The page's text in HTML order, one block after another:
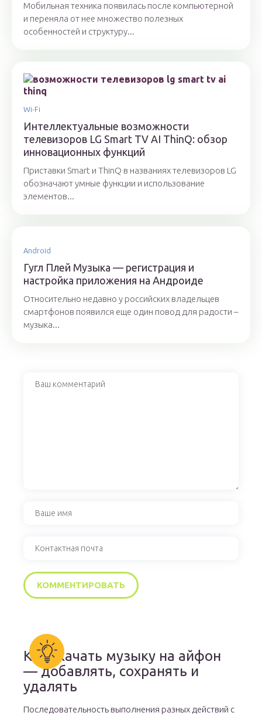
Мобильная техника появилась после компьютерной
и переняла от нее множество полезных
особенностей и структуру...
Wi-Fi
Интеллектуальные возможности
телевизоров LG Smart TV AI ThinQ: обзор
инновационных функций
Приставки Smart и ThinQ в названиях телевизоров LG
обозначают умные функции и использование
элементов...
Android
Гугл Плей Музыка — регистрация и
настройка приложения на Андроиде
Относительно недавно у российских владельцев
смартфонов появился еще один повод для радости –
музыка...
Как скачать музыку на айфон
— добавлять, сохранять и
удалять
Последовательность выполнения разных действий с